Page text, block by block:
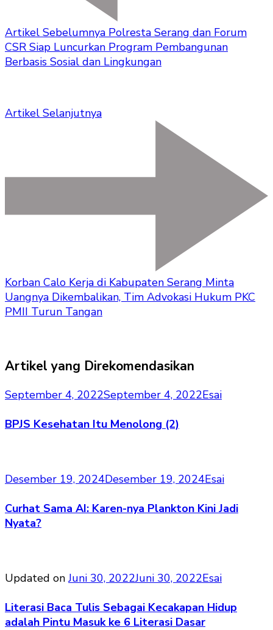
Artikel Sebelumnya Polresta Serang dan Forum
CSR Siap Luncurkan Program Pembangunan
Berbasis Sosial dan Lingkungan
Artikel Selanjutnya
Korban Calo Kerja di Kabupaten Serang Minta
Uangnya Dikembalikan, Tim Advokasi Hukum PKC
PMII Turun Tangan
Artikel yang Direkomendasikan
September 4, 2022September 4, 2022Esai
BPJS Kesehatan Itu Menolong (2)
Desember 19, 2024Desember 19, 2024Esai
Curhat Sama AI: Karen-nya Plankton Kini Jadi
Nyata?
Updated onJuni 30, 2022Juni 30, 2022Esai
Literasi Baca Tulis Sebagai Kecakapan Hidup
adalah Pintu Masuk ke 6 Literasi Dasar